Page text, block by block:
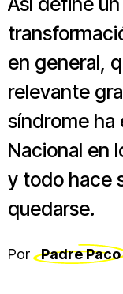
en general,
relevante
síndrome ha
Nacional en
y todo hace
quedarse.
Por Padre Paco